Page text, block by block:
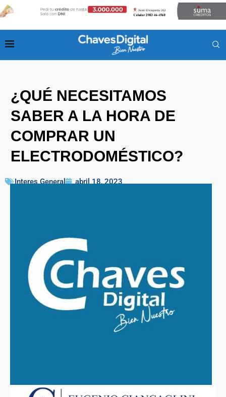
¿QUÉ NECESITAMOS
SABER A LA HORA DE
COMPRAR UN
ELECTRODOMÉSTICO?
Interes General abril 18, 2023